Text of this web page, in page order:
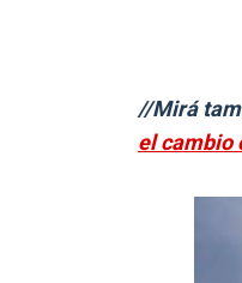
//Mirá
el cambio